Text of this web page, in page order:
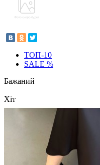
ТОП-10
SALE %
Бажаний
Хіт